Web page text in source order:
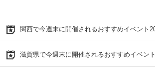
関西で今週末に開催されるおすすめイベント
滋賀県で今週末に開催されるおすすめイベン